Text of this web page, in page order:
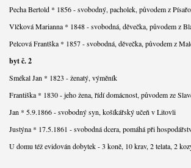
Pecha Bertold * 1856 - svobodný, pacholek, původem z
Vlčková Marianna * 1848 - svobodná, děvečka, původem z
Pelcová Frantška * 1857 - svobodná, děvečka, původem z
byt č. 2
Smékal Jan * 1823 - ženatý, výměník
Františka * 1830 - jeho žena, řídí domácnost, původem ze
Jan * 5.9.1866 - svobodný syn, košíkářský učeň v Litovli
Justýna * 17.5.1861 - svobodná dcera, pomáhá při
U domu též evidován dobytek - 3 koně, 10 krav, 2 telata, 2